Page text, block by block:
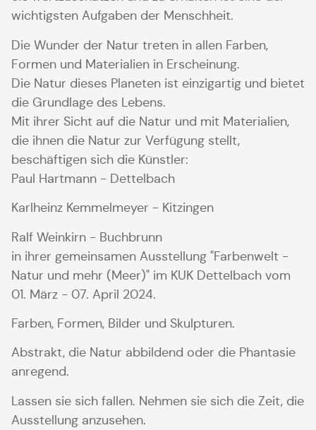
wichtigsten Aufgaben der Menschheit.
Die Wunder der Natur treten in allen Farben,
Formen und Materialien in Erscheinung.
Die Natur dieses Planeten ist einzigartig und bietet
die Grundlage des Lebens.
Mit ihrer Sicht auf die Natur und mit Materialien,
die ihnen die Natur zur Verfügung stellt,
beschäftigen sich die Künstler:
Paul Hartmann - Dettelbach
Karlheinz Kemmelmeyer - Kitzingen
Ralf Weinkirn - Buchbrunn
in ihrer gemeinsamen Ausstellung "Farbenwelt -
Natur und mehr (Meer)" im KUK Dettelbach vom
01. März - 07. April 2024.
Farben, Formen, Bilder und Skulpturen.
Abstrakt, die Natur abbildend oder die Phantasie
anregend.
Lassen sie sich fallen. Nehmen sie sich die Zeit, die
Ausstellung anzusehen.